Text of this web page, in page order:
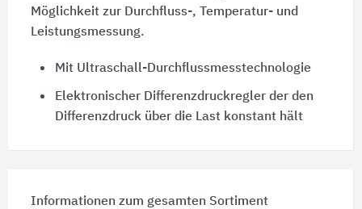
Möglichkeit zur Durchfluss-, Temperatur- und
Leistungsmessung.
Mit Ultraschall-Durchflussmesstechnologie
Elektronischer Differenzdruckregler der den
Differenzdruck über die Last konstant hält
Informationen zum gesamten Sortiment